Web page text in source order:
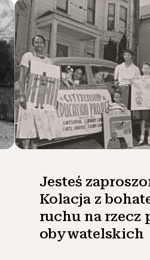
Jesteś
Kolacja z
ruchu na rzecz
obywatelskich